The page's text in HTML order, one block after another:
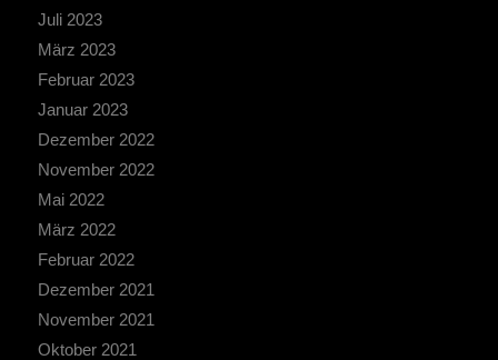
Juli 2023
März 2023
Februar 2023
Januar 2023
Dezember 2022
November 2022
Mai 2022
März 2022
Februar 2022
Dezember 2021
November 2021
Oktober 2021